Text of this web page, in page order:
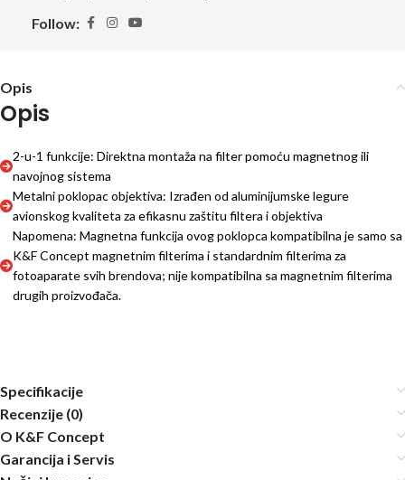
Follow:
Opis
Opis
2-u-1 funkcije: Direktna montaža na filter pomoću magnetnog ili
navojnog sistema
Metalni poklopac objektiva: Izrađen od aluminijumske legure
avionskog kvaliteta za efikasnu zaštitu filtera i objektiva
Napomena: Magnetna funkcija ovog poklopca kompatibilna je samo sa
K&F Concept magnetnim filterima i standardnim filterima za
fotoaparate svih brendova; nije kompatibilna sa magnetnim filterima
drugih proizvođača.
Specifikacije
Recenzije (0)
O K&F Concept
Garancija i Servis